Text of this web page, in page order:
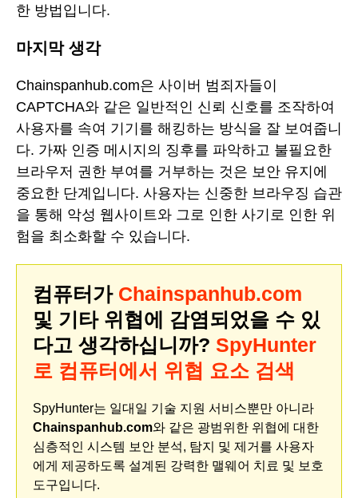
한 방법입니다.
마지막 생각
Chainspanhub.com은 사이버 범죄자들이
CAPTCHA와 같은 일반적인 신뢰 신호를 조작하여
사용자를 속여 기기를 해킹하는 방식을 잘 보여줍니
다. 가짜 인증 메시지의 징후를 파악하고 불필요한
브라우저 권한 부여를 거부하는 것은 보안 유지에
중요한 단계입니다. 사용자는 신중한 브라우징 습관
을 통해 악성 웹사이트와 그로 인한 사기로 인한 위
험을 최소화할 수 있습니다.
컴퓨터가 Chainspanhub.com
및 기타 위협에 감염되었을 수 있
다고 생각하십니까? SpyHunter
로 컴퓨터에서 위협 요소 검색
SpyHunter는 일대일 기술 지원 서비스뿐만 아니라
Chainspanhub.com와 같은 광범위한 위협에 대한
심층적인 시스템 보안 분석, 탐지 및 제거를 사용자
에게 제공하도록 설계된 강력한 맬웨어 치료 및 보호
도구입니다.